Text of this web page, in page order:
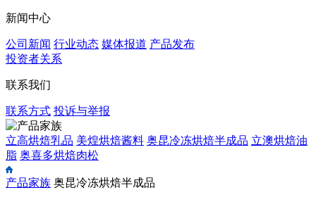
新闻中心
公司新闻 行业动态 媒体报道 产品发布
投资者关系
联系我们
联系方式 投诉与举报
立高烘焙乳品 美煌烘焙酱料 奥昆冷冻烘焙半成品 立澳烘焙油
脂 奥喜多烘焙肉松
产品家族 奥昆冷冻烘焙半成品